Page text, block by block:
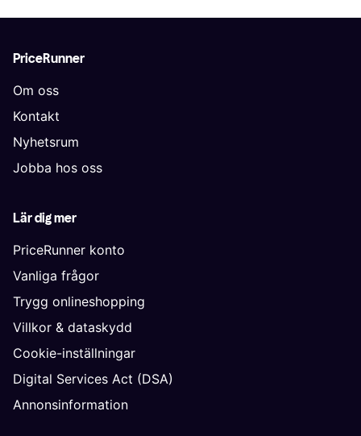
PriceRunner
Om oss
Kontakt
Nyhetsrum
Jobba hos oss
Lär dig mer
PriceRunner konto
Vanliga frågor
Trygg onlineshopping
Villkor & dataskydd
Cookie-inställningar
Digital Services Act (DSA)
Annonsinformation